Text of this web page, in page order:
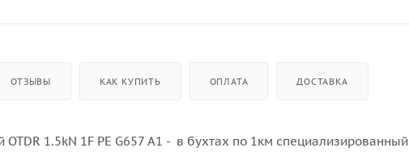
ОТЗЫВЫ КАК КУПИТЬ ОПЛАТА ДОСТАВКА
OTDR 1.5kN 1F PE G657 A1 - в бухтах по 1км специализированный